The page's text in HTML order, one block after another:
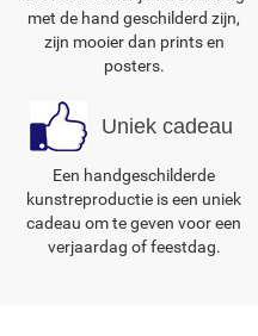
met de hand geschilderd zijn,
zijn mooier dan prints en
posters.
Uniek cadeau
Een handgeschilderde
kunstreproductie is een uniek
cadeau om te geven voor een
verjaardag of feestdag.